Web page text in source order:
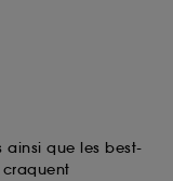
ainsi que les best-